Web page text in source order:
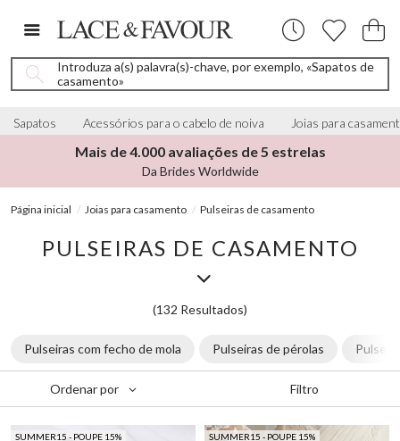
Introduza a(s) palavra(s)-chave, por exemplo, «Sapatos de
casamento»
Sapatos Acessórios para o cabelo de noiva Joias para
Mais de 4.000 avaliações de 5 estrelas
Da Brides Worldwide
Página inicial Joias para casamento Pulseiras de casamento
PULSEIRAS DE CASAMENTO
(132 Resultados)
Pulseiras com fecho de mola Pulseiras de pérolas
Ordenar por Filtro
SUMMER15 - POUPE 15% SUMMER15 - POUPE 15%